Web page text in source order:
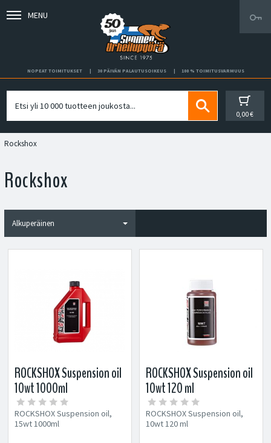
MENU
NOPEAT TOIMITUKSET 30 PÄIVÄN PALAUTUSOIKEUS 100 % TOIMITUSVARMUUS
0,00 €
Rockshox
Rockshox
ROCKSHOX Suspension oil
10wt 1000ml
ROCKSHOX Suspension oil,
15wt 1000ml
ROCKSHOX Suspension oil
10wt 120 ml
ROCKSHOX Suspension oil,
10wt 120 ml